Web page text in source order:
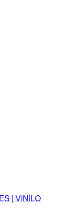
| VINILO